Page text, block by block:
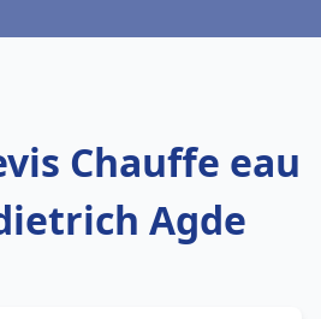
Chauffe eau
Agde